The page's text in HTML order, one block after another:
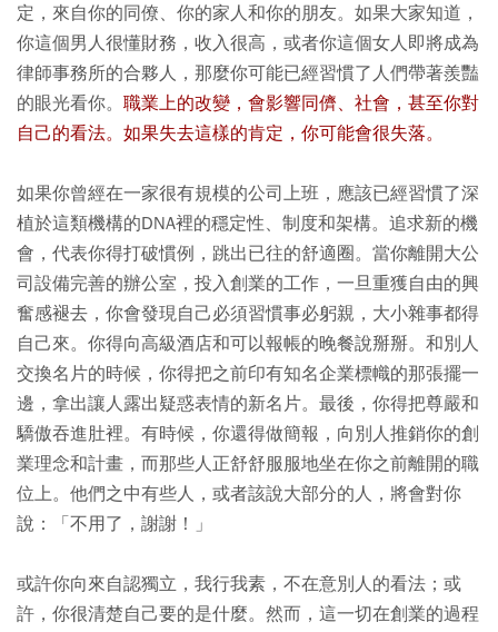
定，來自你的同僚、你的家人和你的朋友。如果大家知道，
你這個男人很懂財務，收入很高，或者你這個女人即將成為
律師事務所的合夥人，那麼你可能已經習慣了人們帶著羨豔
的眼光看你。 職業上的改變，會影響同儕、社會，甚至你對
自己的看法。如果失去這樣的肯定，你可能會很失落。
如果你曾經在一家很有規模的公司上班，應該已經習慣了深
植於這類機構的DNA裡的穩定性、制度和架構。追求新的機
會，代表你得打破慣例，跳出已往的舒適圈。當你離開大公
司設備完善的辦公室，投入創業的工作，一旦重獲自由的興
奮感褪去，你會發現自己必須習慣事必躬親，大小雜事都得
自己來。你得向高級酒店和可以報帳的晚餐說掰掰。和別人
交換名片的時候，你得把之前印有知名企業標幟的那張擺一
邊，拿出讓人露出疑惑表情的新名片。最後，你得把尊嚴和
驕傲吞進肚裡。有時候，你還得做簡報，向別人推銷你的創
業理念和計畫，而那些人正舒舒服服地坐在你之前離開的職
位上。他們之中有些人，或者該說大部分的人，將會對你
說：「不用了，謝謝！」
或許你向來自認獨立，我行我素，不在意別人的看法；或
許，你很清楚自己要的是什麼。然而，這一切在創業的過程